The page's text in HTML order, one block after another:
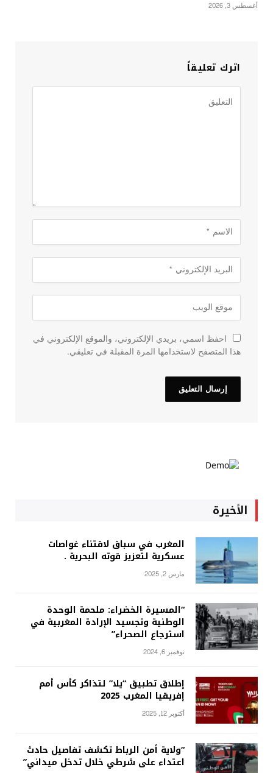
أغسطس 3, 2026
اترك تعليقاً
احفظ اسمي، بريدي الإلكتروني، والموقع الإلكتروني في
هذا المتصفح لاستخدامها المرة المقبلة في تعليقي.
الأخيرة
المغرب في سباق لاقتناء غواصات
عسكرية لتعزيز قوته البحرية .
مارس 2, 2025
“المسيرة الخضراء: ملحمة الوحدة
الوطنية وتجسيد الإرادة المغربية في
استرجاع الصحراء”
نوفمبر 6, 2024
إطلاق تطبيق “يلا” لتذاكر كأس أمم
إفريقيا المغرب 2025
أكتوبر 12, 2025
“ولاية أمن الرباط تكشف تفاصيل حادث
اعتداء على شرطي خلال تدخل ميداني”